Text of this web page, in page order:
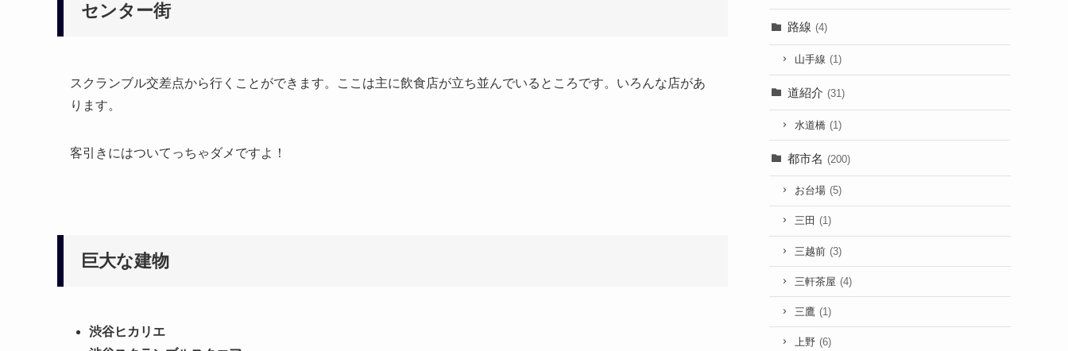
センター街
スクランブル交差点から行くことができます。ここは主に飲食店が立ち並んでいるところです。いろんな店があ
ります。
客引きにはついてっちゃダメですよ！
巨大な建物
渋谷ヒカリエ
路線 (4)
山手線 (1)
道紹介 (31)
水道橋 (1)
都市名 (200)
お台場 (5)
三田 (1)
三越前 (3)
三軒茶屋 (4)
三鷹 (1)
上野 (6)